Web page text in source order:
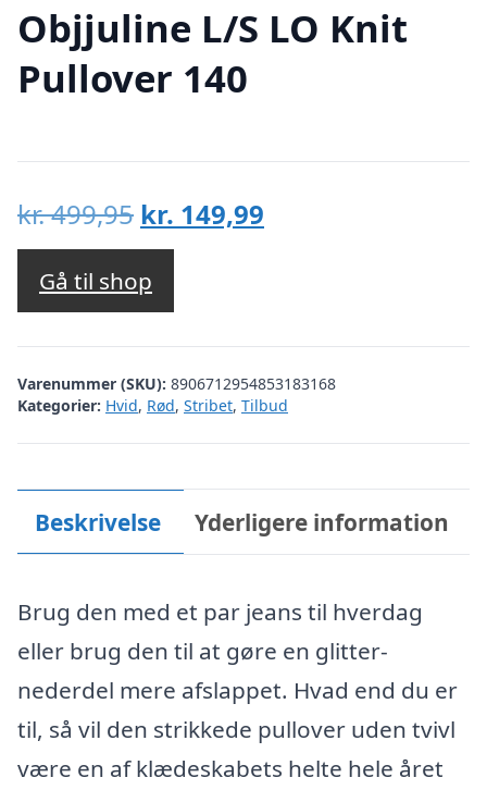
Objjuline L/S LO Knit
Pullover 140
kr.499,95 Den
oprindelige
pris
var:
kr. 499,95.
kr. 149,99
kr. 149,99.
Gå til shop
Varenummer (SKU): 8906712954853183168
Kategorier: Hvid, Rød, Stribet, Tilbud
Beskrivelse Yderligere information
Brug den med et par jeans til hverdag
eller brug den til at gøre en glitter-
nederdel mere afslappet. Hvad end du er
til, så vil den strikkede pullover uden tvivl
være en af klædeskabets helte hele året